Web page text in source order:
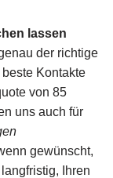
lassen
der richtige
beste Kontakte
von 85
uns auch für
gewünscht,
Ihren